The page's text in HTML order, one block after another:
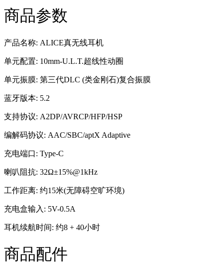
商品参数
产品名称: ALICE真无线耳机
单元配置: 10mm-U.L.T.超线性动圈
单元振膜: 第三代DLC (类金刚石)复合振膜
蓝牙版本: 5.2
支持协议: A2DP/AVRCP/HFP/HSP
编解码协议: AAC/SBC/aptX Adaptive
充电端口: Type-C
喇叭阻抗: 32Ω±15%@1kHz
工作距离: 约15米(无障碍空旷环境)
充电盒输入: 5V-0.5A
耳机续航时间: 约8 + 40小时
商品配件